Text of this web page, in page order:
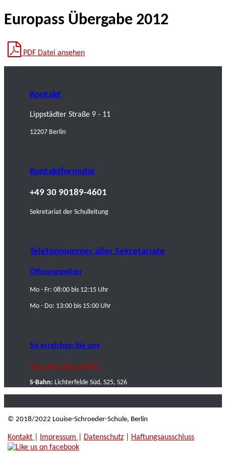
Europass Übergabe 2012
PDF Datei ansehen
Kontakt
Lippstädter Straße 9 - 11
12207 Berlin
Kontaktformular
+49 30 90189-4601
Sekretariat der Schulleitung
Telefonnummer aller Sekretariate
Öffnungszeiten
Mo - Fr: 08:00 bis 12:15 Uhr
Mo - Do: 13:00 bis 15:00 Uhr
So erreichen Sie uns
Bus: Linien 184 und M85
S-Bahn: Lichterfelde Süd, S25, S26
© 2018/2022 Louise-Schroeder-Schule, Berlin
Kontakt Impressum Datenschutz Haftungsausschluss